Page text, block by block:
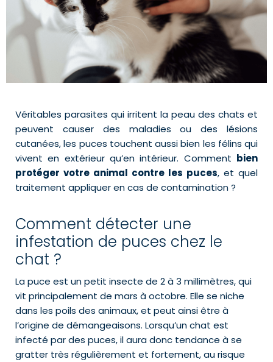
Véritables parasites qui irritent la peau des chats et
peuvent causer des maladies ou des lésions
cutanées, les puces touchent aussi bien les félins qui
vivent en extérieur qu’en intérieur. Comment bien
protéger votre animal contre les puces, et quel
traitement appliquer en cas de contamination ?
Comment détecter une
infestation de puces chez le
chat ?
La puce est un petit insecte de 2 à 3 millimètres, qui
vit principalement de mars à octobre. Elle se niche
dans les poils des animaux, et peut ainsi être à
l’origine de démangeaisons. Lorsqu’un chat est
infecté par des puces, il aura donc tendance à se
gratter très régulièrement et fortement, au risque